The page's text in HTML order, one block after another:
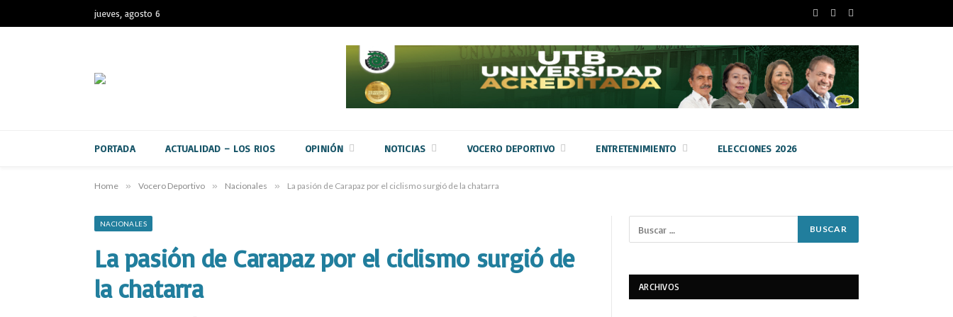
jueves, agosto 6
Facebook
TwitterInstagram
PORTADA ACTUALIDAD – LOS RIOS OPINIÓN NOTICIAS VOCERO DEPORTIVO ENTRETENIMIENTO ELECCIONES 2026
Home » Vocero Deportivo » Nacionales » La pasión de Carapaz por el ciclismo surgió de la chatarra
NACIONALES
La pasión de Carapaz por el ciclismo surgió de
la chatarra
ARCHIVOS